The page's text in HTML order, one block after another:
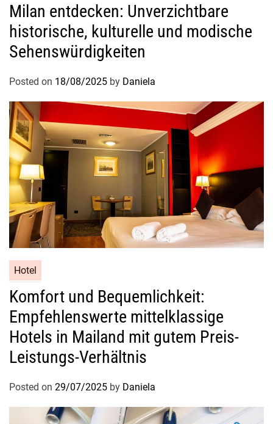
Milan entdecken: Unverzichtbare
historische, kulturelle und modische
Sehenswürdigkeiten
Posted on 18/08/2025 by Daniela
Hotel
Komfort und Bequemlichkeit:
Empfehlenswerte mittelklassige
Hotels in Mailand mit gutem Preis-
Leistungs-Verhältnis
Posted on 29/07/2025 by Daniela